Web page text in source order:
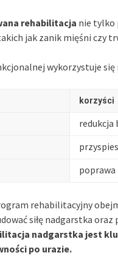
rehabilitacja nie tylko
jak zanik mięśni czy
wykorzystuje
korzyści
redukcja
poprawa
rehabilitacyjny
siłę nadgarstka
nadgarstka jest
po urazie.